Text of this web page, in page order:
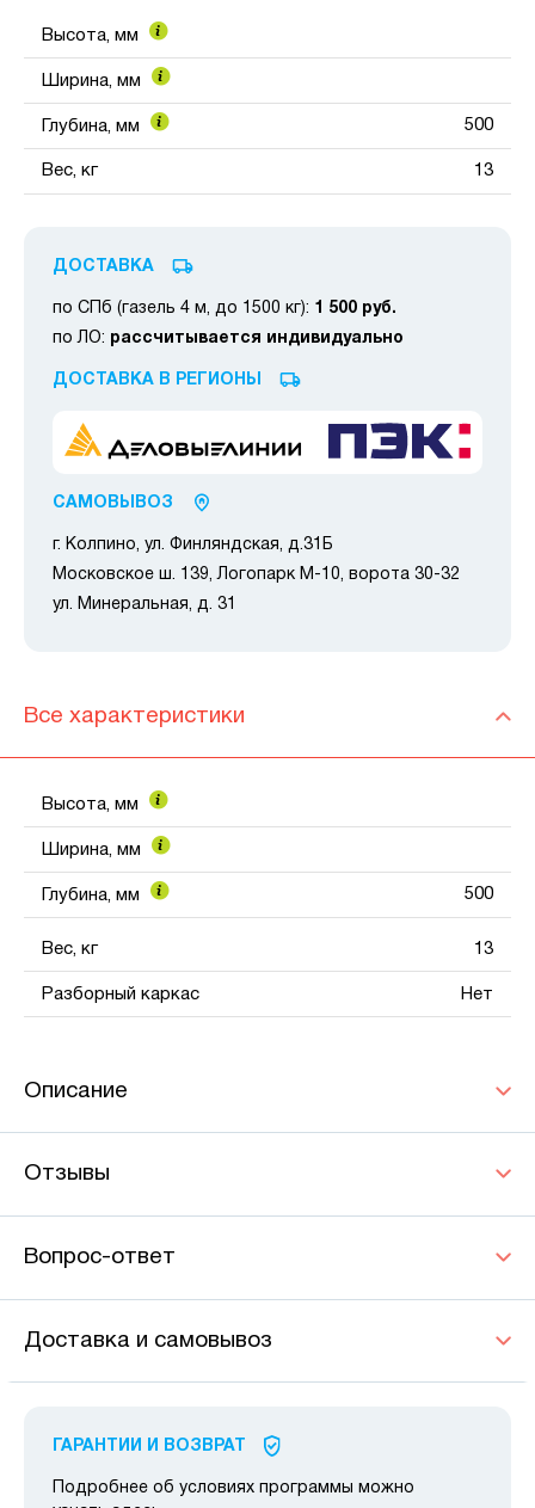
Высота, мм
Ширина, мм
Глубина, мм 500
Вес, кг 13
ДОСТАВКА
по СПб (газель 4 м, до 1500 кг): 1 500 руб.
по ЛО: рассчитывается индивидуально
ДОСТАВКА В РЕГИОНЫ
САМОВЫВОЗ
г. Колпино, ул. Финляндская, д.31Б
Московское ш. 139, Логопарк М-10, ворота 30-32
ул. Минеральная, д. 31
Все характеристики
Высота, мм
Ширина, мм
Глубина, мм 500
Вес, кг 13
Разборный каркас Нет
Описание
Отзывы
Вопрос-ответ
Доставка и самовывоз
ГАРАНТИИ И ВОЗВРАТ
Подробнее об условиях программы можно